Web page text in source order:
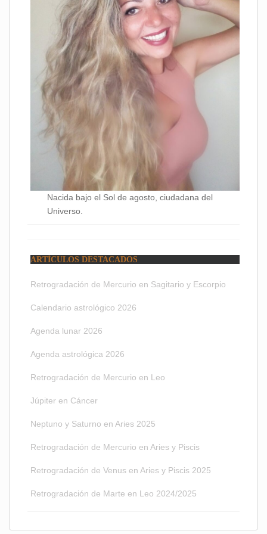
Nacida bajo el Sol de agosto, ciudadana del
Universo.
ARTÍCULOS DESTACADOS
Retrogradación de Mercurio en Sagitario y Escorpio
Calendario astrológico 2026
Agenda lunar 2026
Agenda astrológica 2026
Retrogradación de Mercurio en Leo
Júpiter en Cáncer
Neptuno y Saturno en Aries 2025
Retrogradación de Mercurio en Aries y Piscis
Retrogradación de Venus en Aries y Piscis 2025
Retrogradación de Marte en Leo 2024/2025